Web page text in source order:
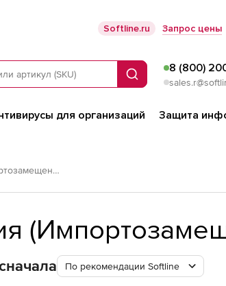
Softline.ru Запрос цены
Поиск
8 (800)
для организаций Защита
Российская IP-телефония (Импортозамещение)
По рекомендации Softline